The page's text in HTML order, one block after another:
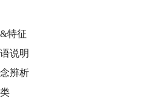
特征
说明
辨析